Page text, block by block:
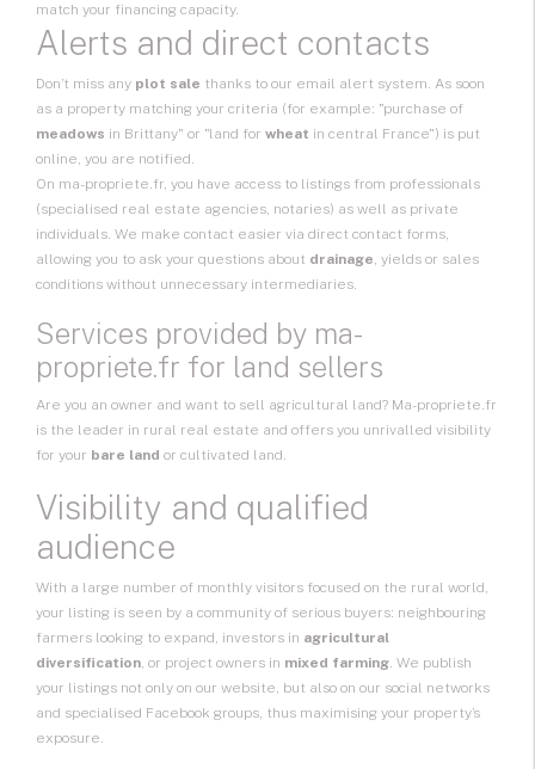
match your financing capacity.
Alerts and direct contacts
Don’t miss any plot sale thanks to our email alert system. As soon
as a property matching your criteria (for example: "purchase of
meadows in Brittany" or "land for wheat in central France") is put
online, you are notified.
On ma-propriete.fr, you have access to listings from professionals
(specialised real estate agencies, notaries) as well as private
individuals. We make contact easier via direct contact forms,
allowing you to ask your questions about drainage, yields or sales
conditions without unnecessary intermediaries.
Services provided by ma-
propriete.fr for land sellers
Are you an owner and want to sell agricultural land? Ma-propriete.fr
is the leader in rural real estate and offers you unrivalled visibility
for your bare land or cultivated land.
Visibility and qualified
audience
With a large number of monthly visitors focused on the rural world,
your listing is seen by a community of serious buyers: neighbouring
farmers looking to expand, investors in agricultural
diversification, or project owners in mixed farming. We publish
your listings not only on our website, but also on our social networks
and specialised Facebook groups, thus maximising your property’s
exposure.